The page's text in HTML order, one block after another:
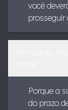
você
Porque a
do prazo